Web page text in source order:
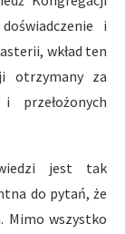
i
wkład ten
otrzymany za
przełożonych
jest tak
do pytań, że
Mimo wszystko